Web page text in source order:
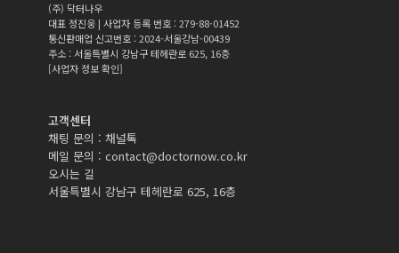
(주) 닥터나우
대표 정진웅 | 사업자 등록 번호 : 279-88-01452
통신판매업 신고번호 : 2024-서울강남-00439
주소 : 서울특별시 강남구 테헤란로 625, 16층
[사업자 정보 확인]
고객센터
채팅 문의 : 채널톡
메일 문의 : contact@doctornow.co.kr
오시는 길
서울특별시 강남구 테헤란로 625, 16층